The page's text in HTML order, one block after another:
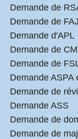
Demande de
Demande de FAJ
Demande d'APL
Demande de
Demande de
Demande ASPA
Demande de
Demande ASS
Demande de
Demande de